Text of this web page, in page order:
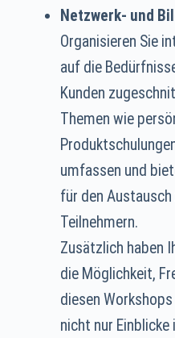
Netzwerk- und
Organisieren Sie
auf die
Kunden
Themen wie
umfassen und
für den
Teilnehmern.
Zusätzlich haben
die Möglichkeit,
diesen
nicht nur